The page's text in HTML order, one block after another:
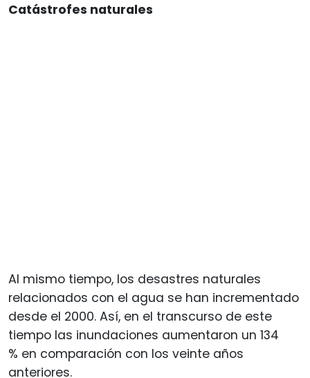
Catástrofes naturales
Al mismo tiempo, los desastres naturales
relacionados con el agua se han incrementado
desde el 2000. Así, en el transcurso de este
tiempo las inundaciones aumentaron un 134
% en comparación con los veinte años
anteriores.